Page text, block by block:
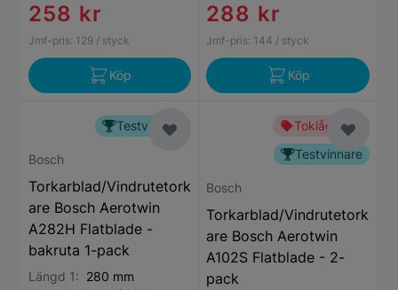
258 kr
Jmf-pris: 129 / styck
Köp
288 kr
Jmf-pris: 144 / styck
Köp
Testvinnare
Bosch
Torkarblad/Vindrutetork
are Bosch Aerotwin
A282H Flatblade -
bakruta 1-pack
Längd 1: 280 mm
Toklågt pris
Testvinnare
Bosch
Torkarblad/Vindrutetork
are Bosch Aerotwin
A102S Flatblade - 2-
pack